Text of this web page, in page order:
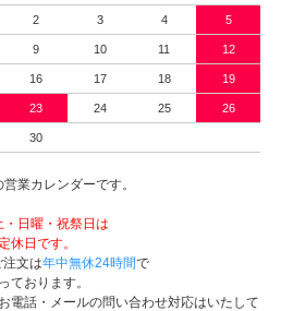
2 3 4 5
9 10 11 12
16 17 18 19
23 24 25 26
30
業カレンダーです。
・日曜・祝祭日は
定休日です。
文は年中無休24時間で
ております。
電話・メールの問い合わせ対応はいたして